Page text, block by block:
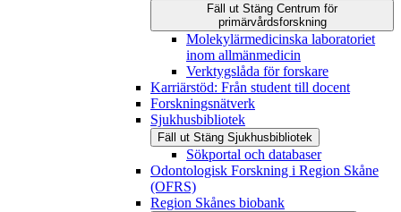
Fäll ut Stäng Centrum för
primärvårdsforskning
Molekylärmedicinska laboratoriet
inom allmänmedicin
Verktygslåda för forskare
Karriärstöd: Från student till docent
Forskningsnätverk
Sjukhusbibliotek
Fäll ut Stäng Sjukhusbibliotek
Sökportal och databaser
Odontologisk Forskning i Region Skåne
(OFRS)
Region Skånes biobank